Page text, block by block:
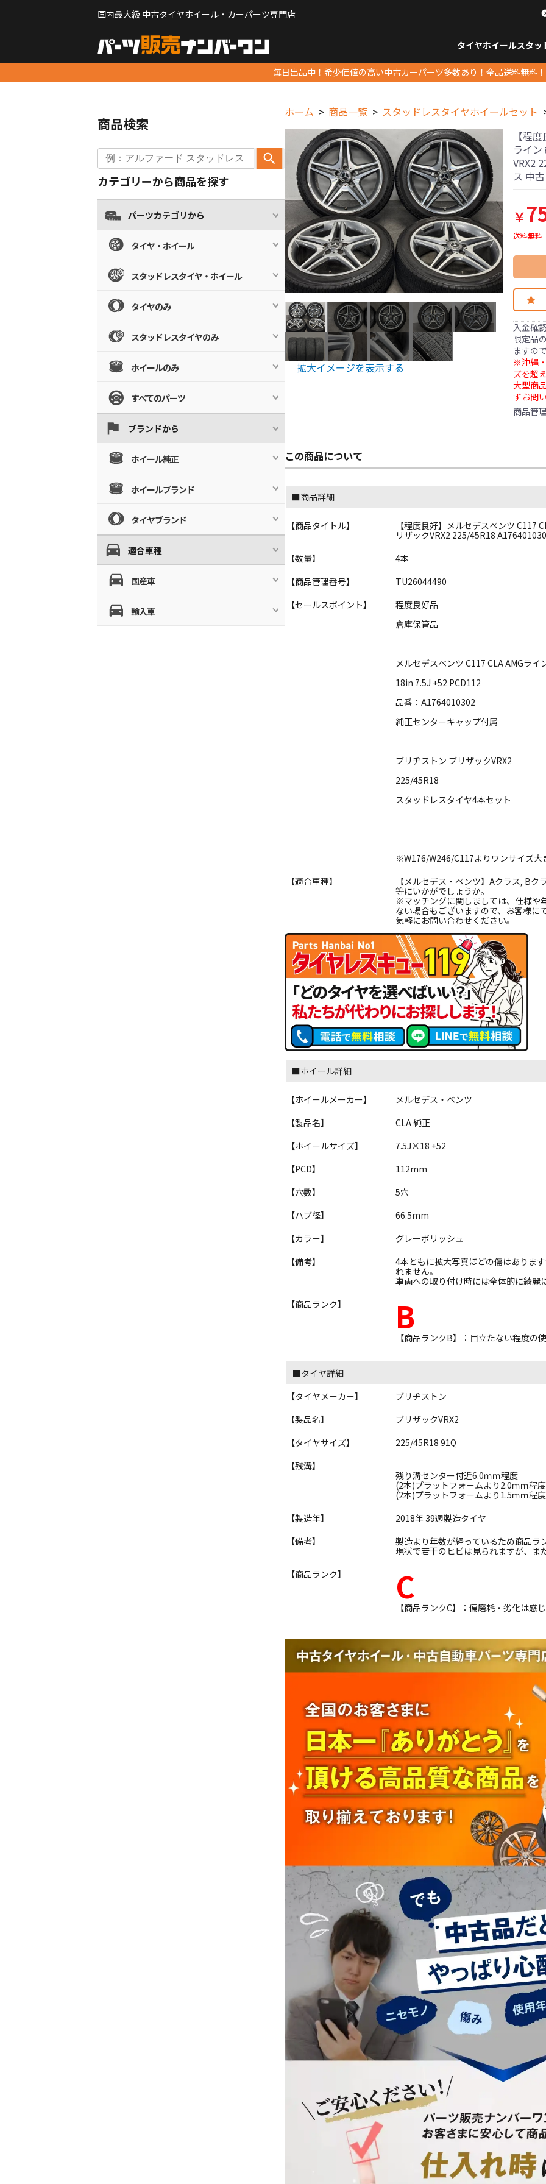
国内最大級 中古タイヤホイール・カーパーツ専門店
タイヤホイールスタッ
毎日出品中！希少価値の高い中古カーパーツ多数あり！全品送料無料！
ホーム 商品一覧 スタッドレスタイヤホイールセット
拡大イメージを表示する
【程
ライ
VRX2
ス 中
￥
送料無料
入金確
限定品
ますの
※沖縄
ズを超
大型商
ずお問
商品管
この商品について
■商品詳細
【商品タイトル】
【程度良好】メルセデスベンツ C117
リザックVRX2 225/45R18
【数量】
4本
【商品管理番号】
TU26044490
【セールスポイント】
程度良好品
倉庫保管品
メルセデスベンツ C117 CLA AMGライ
18in 7.5J +52 PCD112
品番：A1764010302
純正センターキャップ付属
ブリヂストン ブリザックVRX2
225/45R18
スタッドレスタイヤ4本セット
※W176/W246/C117よりワンサイズ
【適合車種】
【メルセデス・ベンツ】Aクラス, Bク
等にいかがでしょうか。
※マッチングに関しましては、仕様や
ない場合もございますので、お客様
気軽にお問い合わせください。
■ホイール詳細
【ホイールメーカー】
メルセデス・ベンツ
【製品名】
CLA 純正
【ホイールサイズ】
7.5J×18 +52
【PCD】
112mm
【穴数】
5穴
【ハブ径】
66.5mm
【カラー】
グレーポリッシュ
【備考】
4本ともに拡大写真ほどの傷はありま
れません。
車両への取り付け時には全体的に綺麗
【商品ランク】
B
【商品ランクB】：目立たない程度の
■タイヤ詳細
【タイヤメーカー】
ブリヂストン
【製品名】
ブリザックVRX2
【タイヤサイズ】
225/45R18 91Q
【残溝】
残り溝センター付近6.0ｍｍ程度
(2本)プラットフォームより2.0ｍｍ程度
(2本)プラットフォームより1.5ｍｍ程度
【製造年】
2018年 39週製造タイヤ
【備考】
製造より年数が経っているため商品ラ
現状で若干のヒビは見られますが、
【商品ランク】
C
【商品ランクC】：偏磨耗・劣化は感
商品検索
カテゴリーから商品を探す
パーツカテゴリから
タイヤ・ホイール
スタッドレスタイヤ・ホイール
タイヤのみ
スタッドレスタイヤのみ
ホイールのみ
すべてのパーツ
ブランドから
ホイール純正
ホイールブランド
タイヤブランド
適合車種
国産車
輸入車